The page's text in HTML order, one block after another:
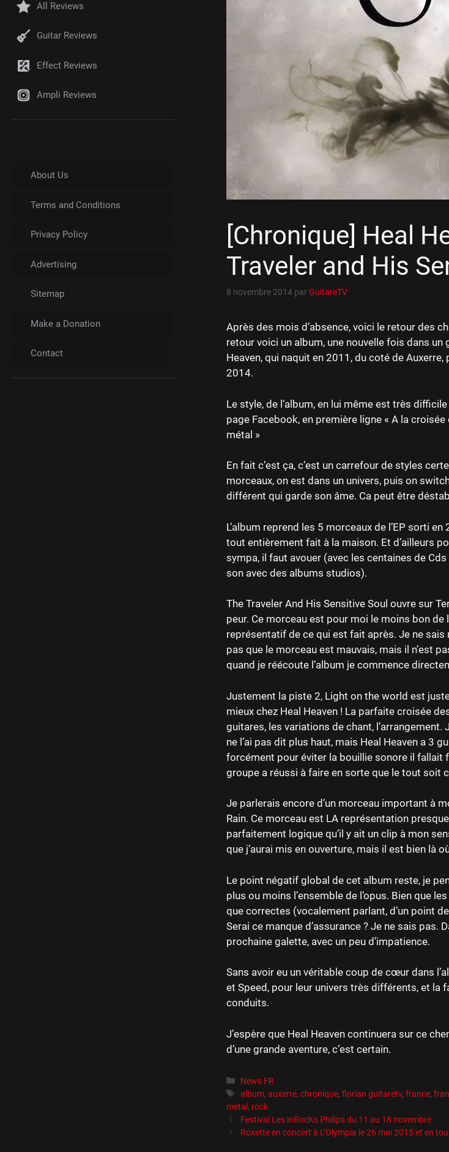
[Chronique] Heal
Traveler and His
8 novembre 2014 parGuitareTV
Après des mois d’absence, voici le retour des
retour voici un album, une nouvelle fois dans un
Heaven, qui naquit en 2011, du coté de
2014.
Le style, de l’album, en lui même est très
page Facebook, en première ligne « A la
métal »
En fait c’est ça, c’est un carrefour de styles
morceaux, on est dans un univers, puis on
différent qui garde son âme. Ca peut être
L’album reprend les 5 morceaux de l’EP sorti
tout entièrement fait à la maison. Et d’ailleurs
sympa, il faut avouer (avec les centaines de Cds
son avec des albums studios).
The Traveler And His Sensitive Soul ouvre sur
peur. Ce morceau est pour moi le moins bon de
représentatif de ce qui est fait après. Je ne sais
pas que le morceau est mauvais, mais il n’est
quand je réécoute l’album je commence
Justement la piste 2, Light on the world est
mieux chez Heal Heaven ! La parfaite croisée
guitares, les variations de chant,
ne l’ai pas dit plus haut, mais Heal Heaven a 3
forcément pour éviter la bouillie sonore il fallait
groupe a réussi à faire en sorte que le tout soit
Je parlerais encore d’un morceau important à
Rain. Ce morceau est LA représentation
parfaitement logique qu’il y ait un clip à mon
que j’aurai mis en ouverture, mais il est bien là
Le point négatif global de cet album reste, je
plus ou moins l’ensemble de l’opus. Bien que
que correctes (vocalement parlant, d’un point
Serai ce manque d’assurance ? Je ne sais pas.
prochaine galette, avec un peu d’impatience.
Sans avoir eu un véritable coup de cœur dans
et Speed, pour leur univers très différents, et la
conduits.
J’espère que Heal Heaven continuera sur ce
d’une grande aventure, c’est certain.
Catégories
News FR
Étiquettes
album,auxerre,chronique,florian guitaretv,france,
metal , rock
Festival Les inRocKs Philips du 11 au 18 novembre
Roxette en concert à L’Olympia le 26 mai 2015 et en
All Reviews
Guitar Reviews
Effect Reviews
Ampli Reviews
About Us
Terms and Conditions
Privacy Policy
Advertising
Sitemap
Make a Donation
Contact